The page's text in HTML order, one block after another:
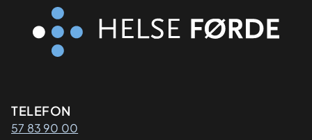
Kontaktinformasjon
TELEFON
57 83 90 00